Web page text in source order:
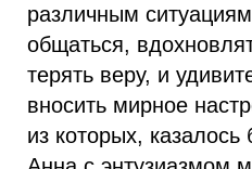
различным
общаться,
терять веру, и
вносить мирное
из которых,